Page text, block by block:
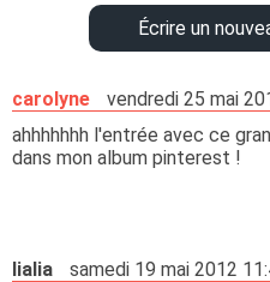
Écrire un
carolyne
vendredi 25 mai
ahhhhhhh l'entrée avec ce
dans mon album pinterest !
lialia
samedi 19 mai 2012